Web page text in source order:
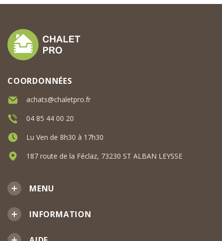
MENU
INFORMATION
COORDONNÉES
achats@chaletpro.fr
04 85 44 00 20
Lu Ven de 8h30 à 17h30
187 route de la Féclaz, 73230 ST ALBAN LEYSSE